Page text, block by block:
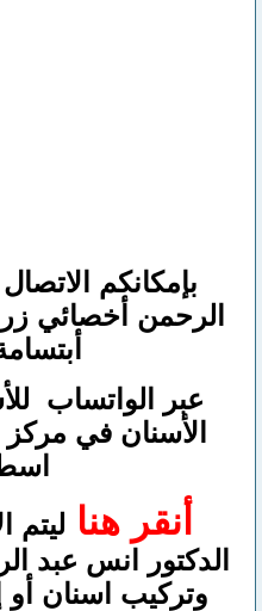
بإمكانكم
الرحمن أخصائي
عبر الواتساب
الأسنان في
أنقر هنا ليتم
الدكتور انس عبد
وتركيب اسنانأو